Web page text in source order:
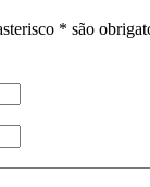
* são